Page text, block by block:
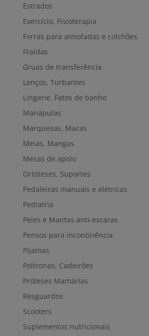
Estrados
Exercício, Fisioterapia
Forras para almofadas e colchões
Fraldas
Gruas de transferência
Lenços, Turbantes
Lingerie, Fatos de banho
Manápulas
Marquesas, Macas
Meias, Mangas
Mesas de apoio
Ortóteses, Suportes
Pedaleiras manuais e elétricas
Pediatria
Peles e Mantas anti-escaras
Pensos para incontinência
Pijamas
Poltronas, Cadeirões
Próteses Mamárias
Resguardos
Scooters
Suplementos nutricionais